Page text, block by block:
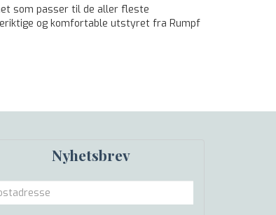
som passer til de aller fleste
og komfortable utstyret fra Rumpf
Nyhetsbrev